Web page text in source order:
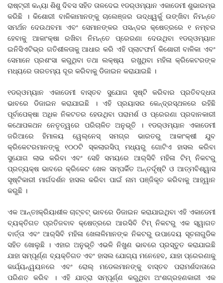
ରାଷ୍ଟ୍ରୀ କନ୍ୟା ଶିଶୁ ଦିବସ ସହିତ ତାଳଦେଇ ୧ଡର୍‌ଓମ୍ୟାନ ଏକାଡେମୀ ଶୁଭାରମ୍ଭ
କରିଛି । କିଶୋରୀ ବାଳିକାମାନଙ୍କୁ ଚାଲେଞ୍ଜର ଊଦ୍ଧ୍ୱର୍କୁ ଉଙ୍ଖିବା ନିମନ୍ତେ
ସମର୍ଥନ ଦେଉଥବମା ଏବଂ ସେମାନଙ୍କର ପସନ୍ଦର କ୍ଷେତ୍ରରେ ୧ ନମ୍ବର
ହେବାକୁ ଆକାଂକ୍ଷା ରଖିବା ନିମନ୍ତେ ପ୍ରେରଣା ଦେଉଥିବା ୧ଡର୍‌ଓମ୍ୟାନ
ଇନିସିଏଟିଭ୍‌ର ଗତିଶୀଳତାକୁ ଆଧାର କରି ଏହି ପ୍ଲାଟଫର୍ମ କିଶୋରୀ ବାଳିକା ଏବଂ
ସେମାନେ ପ୍ରଶଂସା କରୁଥିବା ତଥା ଲକ୍ଷ୍ୟ ରଖୁଥିବା ମହିଳା କ୍ରିକେଟରଙ୍କ
ମଧ୍ୟରେ ତାରତମ୍ୟ ଦୂର କରିବାକୁ ଡିଜାଇନ କରାଯାଇଛି ।
୧ଡର୍‌ଓମ୍ୟାନ ଏକାଡେମୀ ବାସ୍ତବ ସୁଯୋଗ ସୃଷ୍ଟି କରିବାର ପ୍ରତିବଦ୍ଧତା
ଭାବରେ ଡିଜାଇନ କରାଯାଇଛି । ଏହି ପ୍ରୟାସର କେନ୍ଦ୍ରସ୍ଥଳରେ ରହିଛି
ପୂର୍ବାପେକ୍ଷା ଅଧିକ ନିକଟତର ହେଉଥିବା ପରାମର୍ଶ ଓ ପ୍ରେରଣା ପ୍ରଦାନକାରୀ
କଥୋପକଥନ ନେତୃତ୍ୱରେ ପରିଚାଳିତ ଅନୁଭୂତି । ୧ଡର୍‌ଓମ୍ୟାନ ଏକାଡେମୀ
ଜରିଆରେ ହିମାଳୟ ୱେଲ୍‌ନେସ୍‌ ସମଗ୍ର ଭାରତରୁ ଆକାଂକ୍ଷୀ ଯୁବ
କ୍ରିକେଟରମାନଙ୍କୁ ୧୦୦ଟି ସ୍କଲାରସିପ୍‌ ମଧ୍ୟରୁ ଗୋଟିଏ ହାସଲ କରିବା
ସୁଯୋଗ ଲାଭ କରିବା ଏବଂ ସେହି ସମୟରେ ଆର୍‌ସିବି ମହିଳା ଟିମ୍‌ ନିକଟରୁ
ପ୍ରତ୍ୟକ୍ଷ ଭାବରେ କ୍ରିକେଟ ଖେଳ ସମ୍ପର୍କିତ ଅନ୍ତର୍ଦୃଷ୍ଟି ଓ ଆତ୍ମବିଶ୍ୱାସ
ସୃଷ୍ଟିକାରୀ ମାର୍ଗଦର୍ଶନ ହାସଲ କରିବା ପାଇଁ ନାମ ପଞ୍ଜିକୃତ କରିବାକୁ ଆହ୍ୱାନ
କରୁଛି ।
ଏକ ଆନ୍ତଃକ୍ରିୟାଶୀଳ ଚାଟ୍‌ବଟ୍‌ ଭାବରେ ଡିଜାଇନ କରାଯାଇଥିବା ଏହି ଏକାଡେମୀ
ବ୍ୟକ୍ତିଗତ ପ୍ରତିଜବାବ କ୍ଷେତ୍ରରେ ଆରସିବି ଟିମ୍‌ ନିକଟରୁ ଏକ ସ୍ୱାଗତ
ବାର୍ତ୍ତା ଏବଂ ଆର୍‌ସିବି ମହିଳା ଖେଳାଳିମାନଙ୍କ ନିକଟରୁ ଉପାଦେୟ ସୂଚନାଗୁଡିକ
ସହିତ ଖୋଲୁଛି । ଏହାର ଅନୁଭୂତି ଏଭଳି ନିଖୁଣ ଭାବରେ ପ୍ରସ୍ତୁତ କରାଯାଇଛି
ଯାହା ସମ୍ପୂର୍ଣ୍ଣ ବ୍ୟକ୍ତିଗତ ଏବଂ ହାସଲ ଯୋଗ୍ୟ ମନେହେବ, ଯାହା ପ୍ରେରଣାକୁ
କାର୍ଯ୍ୟନ୍ୱୟନରେ ଏବଂ ରୋଲ୍‌ ମଡେଲମାନଙ୍କୁ ବାସ୍ତବ ପରାମର୍ଶଦାତାରେ
ପରିଣତ କରିବ । ଏହି ଯାତ୍ରା ସମ୍ପୂର୍ଣ୍ଣ କରୁଥିବା ଅଂଶଗ୍ରହଣକାରୀ ଏକ